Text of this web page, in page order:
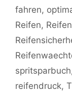
fahren,
Reifen,
spritsparbuch
reifendruck,